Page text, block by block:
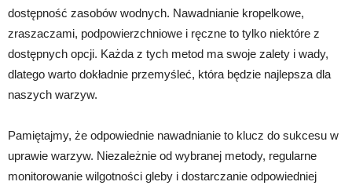
dostępność zasobów wodnych. Nawadnianie kropelkowe,
zraszaczami, podpowierzchniowe i ręczne to tylko niektóre z
dostępnych opcji. Każda z tych metod ma swoje zalety i wady,
dlatego warto dokładnie przemyśleć, która będzie najlepsza dla
naszych warzyw.
Pamiętajmy, że odpowiednie nawadnianie to klucz do sukcesu w
uprawie warzyw. Niezależnie od wybranej metody, regularne
monitorowanie wilgotności gleby i dostarczanie odpowiedniej